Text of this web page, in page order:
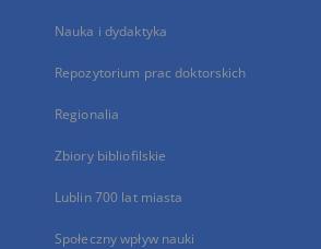
Nauka i dydaktyka
Repozytorium prac doktorskich
Regionalia
Zbiory bibliofilskie
Lublin 700 lat miasta
Społeczny wpływ nauki